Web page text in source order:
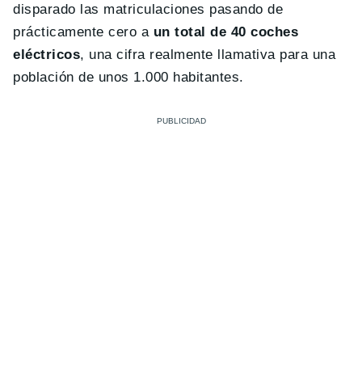
disparado las matriculaciones pasando de
prácticamente cero a un total de 40 coches
eléctricos, una cifra realmente llamativa para una
población de unos 1.000 habitantes.